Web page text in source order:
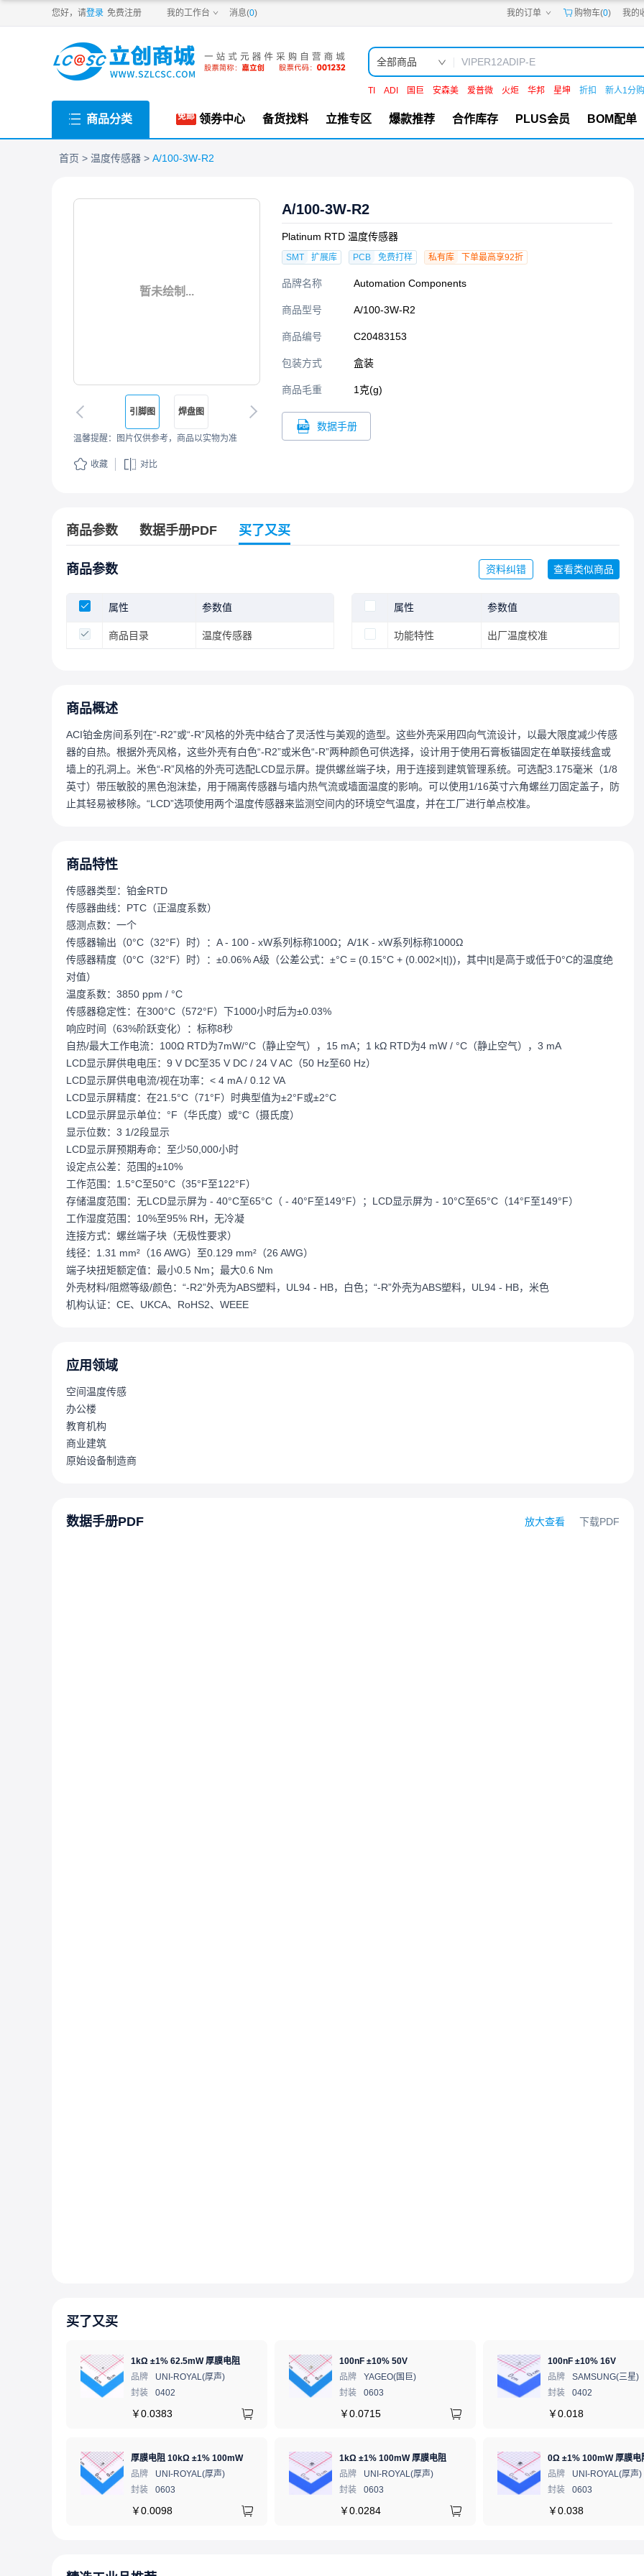
您好，请登录 免费注册 我的工作台 消息(0) 我的订单 购物车(0) 我的
嘉立创PCB
嘉立创FA
机电工坊
全部商品
TI ADI 国巨 安森美 爱普微 火炬 华邦 星坤 折扣 新人1分购
商品分类 领券中心 备货找料 立推专区 爆款推荐 合作库存 PLUS会员 BOM配单
首页 温度传感器 A/100-3W-R2
暂未绘制...
引脚图 焊盘图
温馨提醒：图片仅供参考，商品以实物为准
收藏 对比
A/100-3W-R2
Platinum RTD 温度传感器
SMT 扩展库 PCB 免费打样 私有库 下单最高享92折
品牌名称 Automation Components
商品型号 A/100-3W-R2
商品编号 C20483153
包装方式 盒装
商品毛重 1克(g)
数据手册
商品参数 数据手册PDF 买了又买
商品参数 资料纠错 查看类似商品
属性 参数值
商品目录 温度传感器
属性 参数值
功能特性 出厂温度校准
商品概述
ACI铂金房间系列在“-R2”或“-R”风格的外壳中结合了灵活性与美观的造型。这些外壳采用四向气流设计，以最大限度减少传感
器的自热。根据外壳风格，这些外壳有白色“-R2”或米色“-R”两种颜色可供选择，设计用于使用石膏板锚固定在单联接线盒或
墙上的孔洞上。米色“-R”风格的外壳可选配LCD显示屏。提供螺丝端子块，用于连接到建筑管理系统。可选配3.175毫米（1/8
英寸）带压敏胶的黑色泡沫垫，用于隔离传感器与墙内热气流或墙面温度的影响。可以使用1/16英寸六角螺丝刀固定盖子，防
止其轻易被移除。“LCD”选项使用两个温度传感器来监测空间内的环境空气温度，并在工厂进行单点校准。
商品特性
传感器类型：铂金RTD
传感器曲线：PTC（正温度系数）
感测点数：一个
传感器输出（0°C（32°F）时）：A - 100 - xW系列标称100Ω；A/1K - xW系列标称1000Ω
传感器精度（0°C（32°F）时）：±0.06% A级（公差公式：±°C = (0.15°C + (0.002×|t|))，其中|t|是高于或低于0°C的温度绝
对值）
温度系数：3850 ppm / °C
传感器稳定性：在300°C（572°F）下1000小时后为±0.03%
响应时间（63%阶跃变化）：标称8秒
自热/最大工作电流：100Ω RTD为7mW/°C（静止空气），15 mA；1 kΩ RTD为4 mW / °C（静止空气），3 mA
LCD显示屏供电电压：9 V DC至35 V DC / 24 V AC（50 Hz至60 Hz）
LCD显示屏供电电流/视在功率：< 4 mA / 0.12 VA
LCD显示屏精度：在21.5°C（71°F）时典型值为±2°F或±2°C
LCD显示屏显示单位：°F（华氏度）或°C（摄氏度）
显示位数：3 1/2段显示
LCD显示屏预期寿命：至少50,000小时
设定点公差：范围的±10%
工作范围：1.5°C至50°C（35°F至122°F）
存储温度范围：无LCD显示屏为 - 40°C至65°C（ - 40°F至149°F）；LCD显示屏为 - 10°C至65°C（14°F至149°F）
工作湿度范围：10%至95% RH，无冷凝
连接方式：螺丝端子块（无极性要求）
线径：1.31 mm²（16 AWG）至0.129 mm²（26 AWG）
端子块扭矩额定值：最小0.5 Nm；最大0.6 Nm
外壳材料/阻燃等级/颜色：“-R2”外壳为ABS塑料，UL94 - HB，白色；“-R”外壳为ABS塑料，UL94 - HB，米色
机构认证：CE、UKCA、RoHS2、WEEE
应用领域
空间温度传感
办公楼
教育机构
商业建筑
原始设备制造商
数据手册PDF 放大查看 下载PDF
买了又买
1kΩ ±1% 62.5mW 厚膜电阻
品牌
UNI-ROYAL(厚声)
封装
0402
￥0.0383
100nF ±10% 50V
品牌
YAGEO(国巨)
封装
0603
￥0.0715
100nF ±10% 16V
品牌
SAMSUNG(三星)
封装
0402
￥0.018
厚膜电阻 10kΩ ±1% 100mW
品牌
UNI-ROYAL(厚声)
封装
0603
￥0.0098
1kΩ ±1% 100mW 厚膜电阻
品牌
UNI-ROYAL(厚声)
封装
0603
￥0.0284
0Ω ±1% 100mW 厚膜电
品牌
UNI-ROYAL(厚声)
封装
0603
￥0.038